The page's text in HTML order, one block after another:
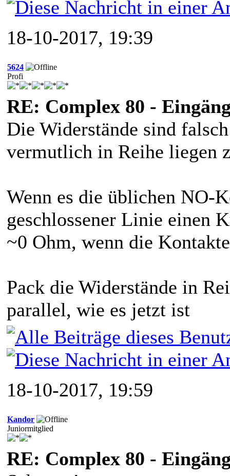
18-10-2017, 19:39
5624
Profi
RE: Complex 80 -
Die Widerstände sind
vermutlich in Reihe liegen
Wenn es die üblichen NO-
geschlossener Linie einen
~0 Ohm, wenn die
Pack die Widerstände in
parallel, wie es jetzt ist
18-10-2017, 19:59
Kandor
Juniormitglied
RE: Complex 80 -